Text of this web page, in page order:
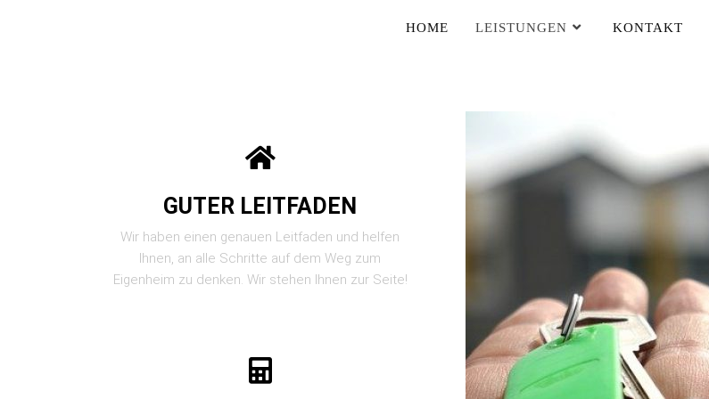
HOME LEISTUNGEN KONTAKT
GUTER LEITFADEN
Wir haben einen genauen Leitfaden und helfen
Ihnen, an alle Schritte auf dem Weg zum
Eigenheim zu denken. Wir stehen Ihnen zur Seite!